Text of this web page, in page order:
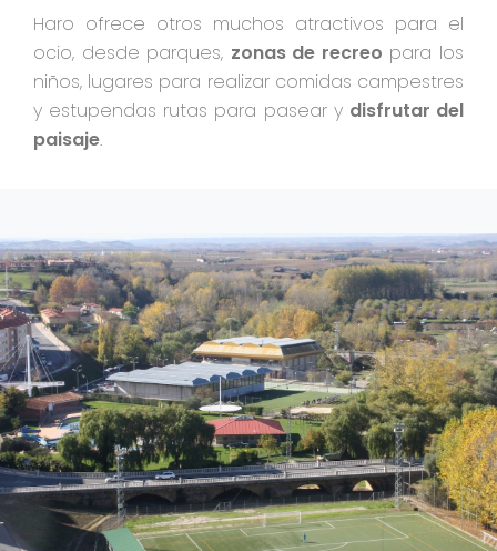
Haro ofrece otros muchos atractivos para el
ocio, desde parques, zonas de recreo para los
niños, lugares para realizar comidas campestres
y estupendas rutas para pasear y disfrutar del
paisaje.